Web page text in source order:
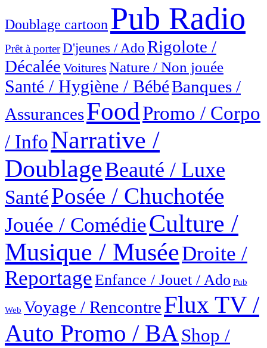
Doublage cartoon Pub Radio
Prêt à porterD'jeunes / Ado Rigolote /
Décalée Voitures Nature / Non jouée
Santé / Hygiène / BébéBanques /
AssurancesFoodPromo / Corpo
/ InfoNarrative /
DoublageBeauté / Luxe
SantéPosée / Chuchotée
Jouée / ComédieCulture /
Musique / MuséeDroite /
ReportageEnfance / Jouet / Ado Pub
Web Voyage / RencontreFlux TV /
Auto Promo / BA Shop /